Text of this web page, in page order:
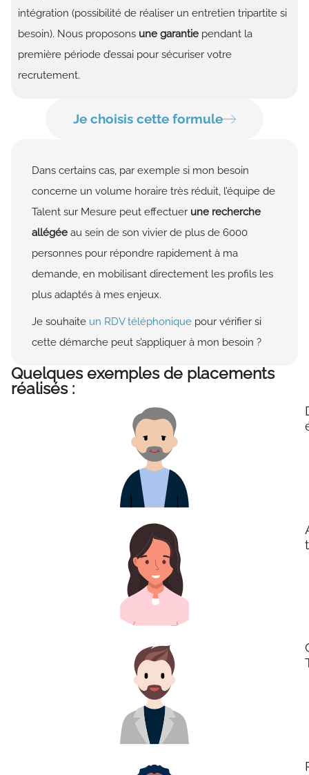
intégration (possibilité de réaliser un entretien tripartite si
besoin). Nous proposons une garantie pendant la
première période d’essai pour sécuriser votre
recrutement.
Je choisis cette formule
Dans certains cas, par exemple si mon besoin
concerne un volume horaire très réduit, l’équipe de
Talent sur Mesure peut effectuer une recherche
allégée au sein de son vivier de plus de 6000
personnes pour répondre rapidement à ma
demande, en mobilisant directement les profils les
plus adaptés à mes enjeux.
Je souhaite un RDV téléphonique pour vérifier si
cette démarche peut s’appliquer à mon besoin ?
Quelques exemples de placements
réalisés :